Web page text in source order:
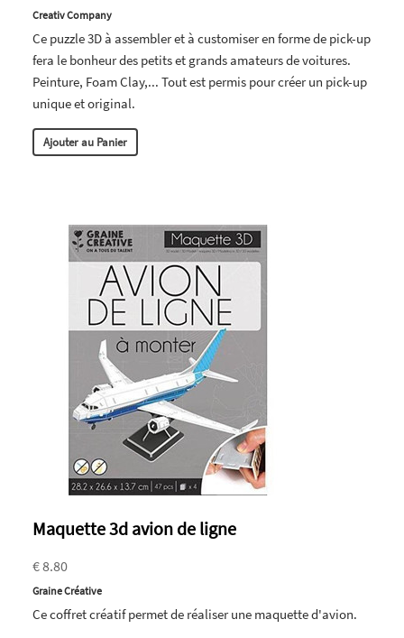
Creativ Company
Ce puzzle 3D à assembler et à customiser en forme de pick-up
fera le bonheur des petits et grands amateurs de voitures.
Peinture, Foam Clay,... Tout est permis pour créer un pick-up
unique et original.
Ajouter au Panier
Maquette 3d avion de ligne
€ 8.80
Graine Créative
Ce coffret créatif permet de réaliser une maquette d'avion.